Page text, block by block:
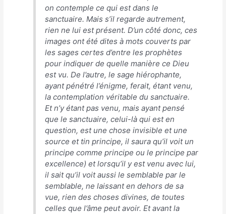
on contemple ce qui est dans le
sanctuaire. Mais s’il regarde autrement,
rien ne lui est présent. D’un côté donc, ces
images ont été dites à mots couverts par
les sages certes d’entre les prophètes
pour indiquer de quelle manière ce Dieu
est vu. De l’autre, le sage hiérophante,
ayant pénétré l’énigme, ferait, étant venu,
la contemplation véritable du sanctuaire.
Et n’y étant pas venu, mais ayant pensé
que le sanctuaire, celui-là qui est en
question, est une chose invisible et une
source et tin principe, il saura qu’il voit un
principe comme principe ou le principe par
excellence) et lorsqu’il y est venu avec lui,
il sait qu’il voit aussi le semblable par le
semblable, ne laissant en dehors de sa
vue, rien des choses divines, de toutes
celles que l’âme peut avoir. Et avant la